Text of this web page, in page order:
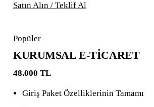
Satın Alın / Teklif Al
Popüler
KURUMSAL E-TİCARET
48.000 TL
Giriş Paket Özelliklerinin Tamamı